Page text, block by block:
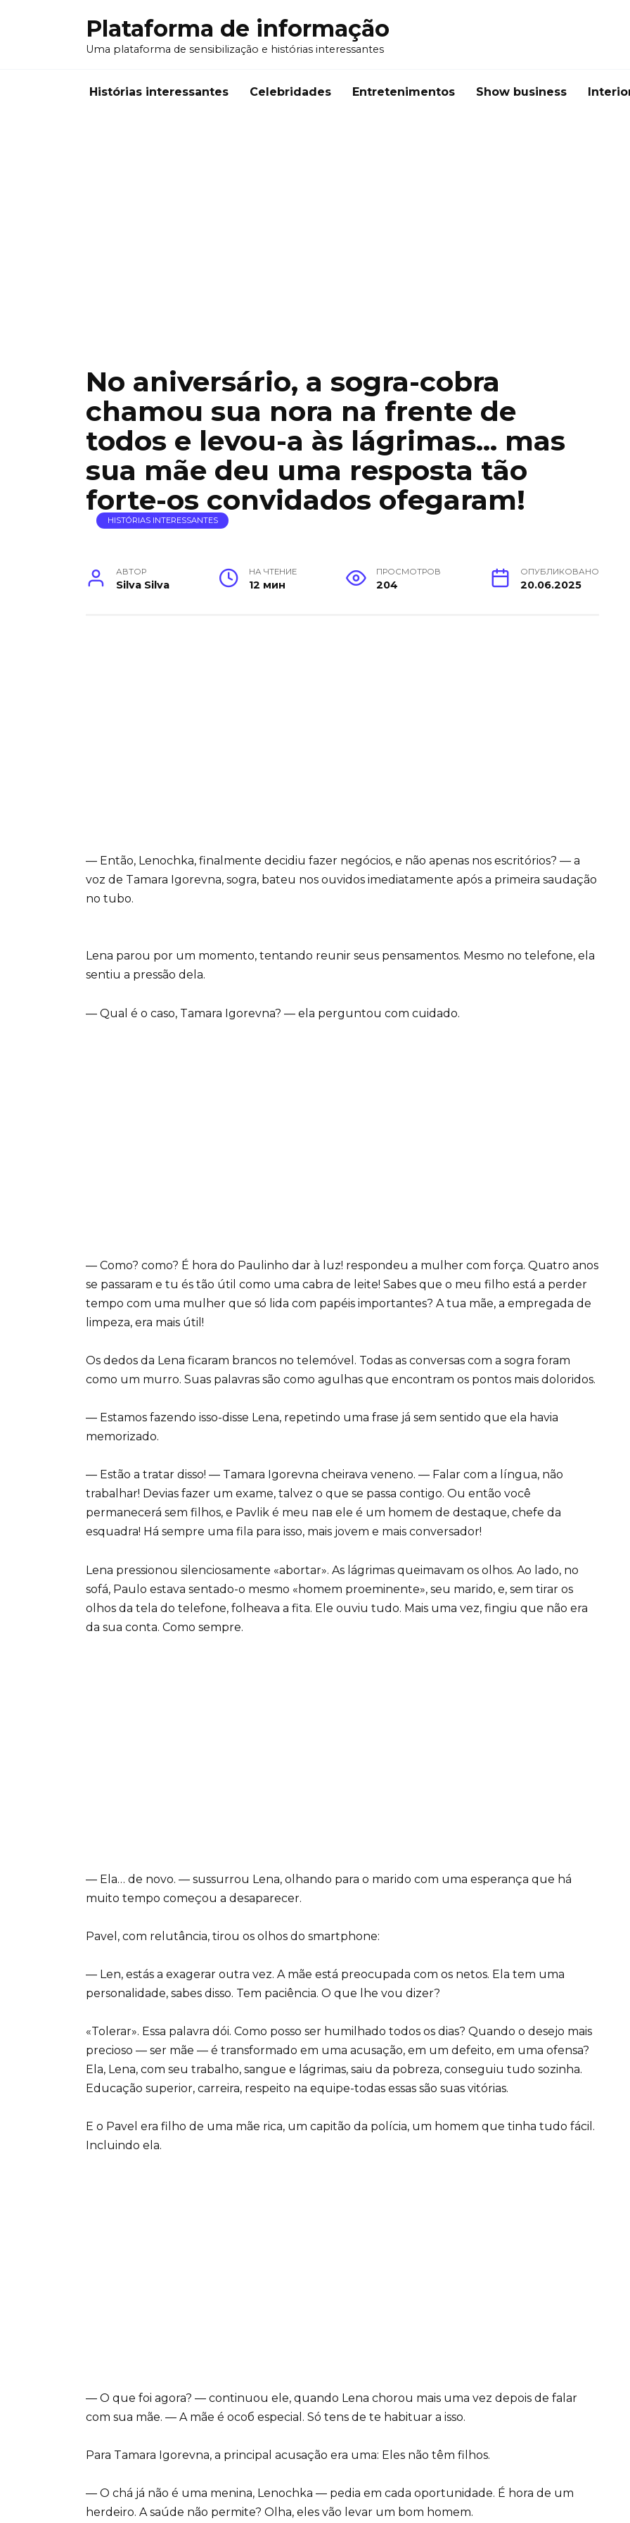
Plataforma de informação
Uma plataforma de sensibilização e histórias interessantes
Histórias interessantes Celebridades Entretenimentos Show business
No aniversário, a sogra-cobra
chamou sua nora na frente de
todos e levou-a às lágrimas… mas
sua mãe deu uma resposta tão
forte-os convidados ofegaram!
HISTÓRIAS INTERESSANTES
АВТОР
Silva Silva
НА ЧТЕНИЕ
12 мин
ПРОСМОТРОВ
204
ОПУБЛИКОВАНО
20.06.2025
— Então, Lenochka, finalmente decidiu fazer negócios, e não apenas nos escritórios? — a
voz de Tamara Igorevna, sogra, bateu nos ouvidos imediatamente após a primeira saudação
no tubo.
Lena parou por um momento, tentando reunir seus pensamentos. Mesmo no telefone, ela
sentiu a pressão dela.
— Qual é o caso, Tamara Igorevna? — ela perguntou com cuidado.
— Como? como? É hora do Paulinho dar à luz! respondeu a mulher com força. Quatro anos
se passaram e tu és tão útil como uma cabra de leite! Sabes que o meu filho está a perder
tempo com uma mulher que só lida com papéis importantes? A tua mãe, a empregada de
limpeza, era mais útil!
Os dedos da Lena ficaram brancos no telemóvel. Todas as conversas com a sogra foram
como um murro. Suas palavras são como agulhas que encontram os pontos mais doloridos.
— Estamos fazendo isso-disse Lena, repetindo uma frase já sem sentido que ela havia
memorizado.
— Estão a tratar disso! — Tamara Igorevna cheirava veneno. — Falar com a língua, não
trabalhar! Devias fazer um exame, talvez o que se passa contigo. Ou então você
permanecerá sem filhos, e Pavlik é meu пав ele é um homem de destaque, chefe da
esquadra! Há sempre uma fila para isso, mais jovem e mais conversador!
Lena pressionou silenciosamente «abortar». As lágrimas queimavam os olhos. Ao lado, no
sofá, Paulo estava sentado-o mesmo «homem proeminente», seu marido, e, sem tirar os
olhos da tela do telefone, folheava a fita. Ele ouviu tudo. Mais uma vez, fingiu que não era
da sua conta. Como sempre.
— Ela… de novo. — sussurrou Lena, olhando para o marido com uma esperança que há
muito tempo começou a desaparecer.
Pavel, com relutância, tirou os olhos do smartphone:
— Len, estás a exagerar outra vez. A mãe está preocupada com os netos. Ela tem uma
personalidade, sabes disso. Tem paciência. O que lhe vou dizer?
«Tolerar». Essa palavra dói. Como posso ser humilhado todos os dias? Quando o desejo mais
precioso — ser mãe — é transformado em uma acusação, em um defeito, em uma ofensa?
Ela, Lena, com seu trabalho, sangue e lágrimas, saiu da pobreza, conseguiu tudo sozinha.
Educação superior, carreira, respeito na equipe-todas essas são suas vitórias.
E o Pavel era filho de uma mãe rica, um capitão da polícia, um homem que tinha tudo fácil.
Incluindo ela.
— O que foi agora? — continuou ele, quando Lena chorou mais uma vez depois de falar
com sua mãe. — A mãe é особ especial. Só tens de te habituar a isso.
Para Tamara Igorevna, a principal acusação era uma: Eles não têm filhos.
— O chá já não é uma menina, Lenochka — pedia em cada oportunidade. É hora de um
herdeiro. A saúde não permite? Olha, eles vão levar um bom homem.